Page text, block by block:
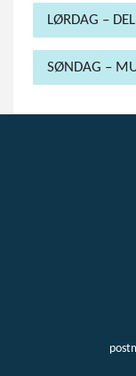
LØRDAG –
SØNDAG –